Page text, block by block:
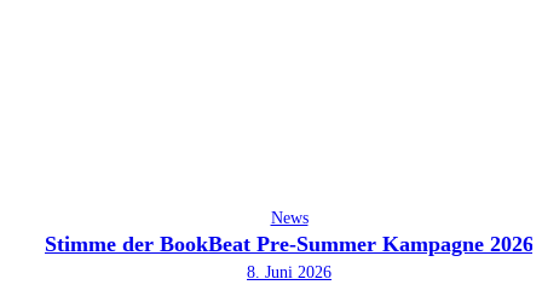
News
Stimme der BookBeat Pre-Summer Kampagne 2026
8. Juni 2026